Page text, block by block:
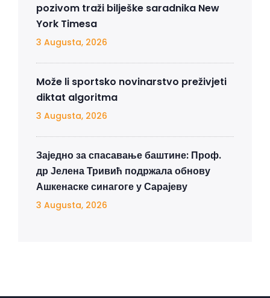
pozivom traži bilješke saradnika New
York Timesa
3 Augusta, 2026
Može li sportsko novinarstvo preživjeti
diktat algoritma
3 Augusta, 2026
Заједно за спасавање баштине: Проф.
др Јелена Тривић подржала обнову
Ашкенаске синагоге у Сарајеву
3 Augusta, 2026